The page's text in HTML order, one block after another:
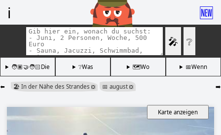
ℹ️ 🆕
🎤 ❔
🧑🏽‍🤝‍🧑🏻Die ❔Was 🗺️Wo 📅Wenn
⬅️ ➡️
🏖️ In der Nähe des Strandes ❎ 📅 august ❎
Karte anzeigen